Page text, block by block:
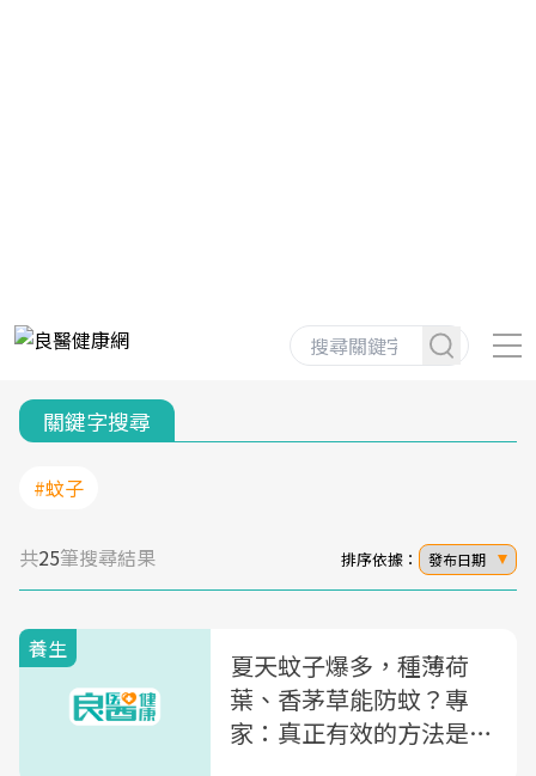
關鍵字搜尋
#蚊子
共25筆搜尋結果 排序依據： 發布日期
養生
夏天蚊子爆多，種薄荷
葉、香茅草能防蚊？專
家：真正有效的方法是先